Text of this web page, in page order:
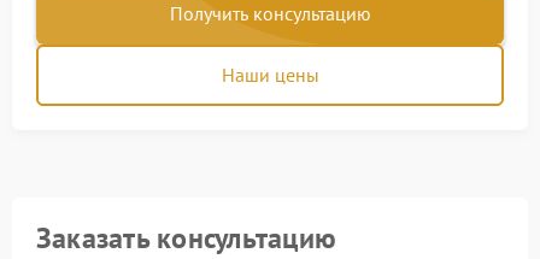
Получить консультацию
Наши цены
Заказать консультацию